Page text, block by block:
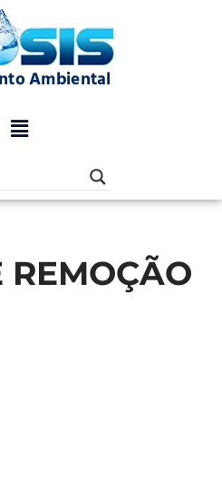
REMOÇÃO